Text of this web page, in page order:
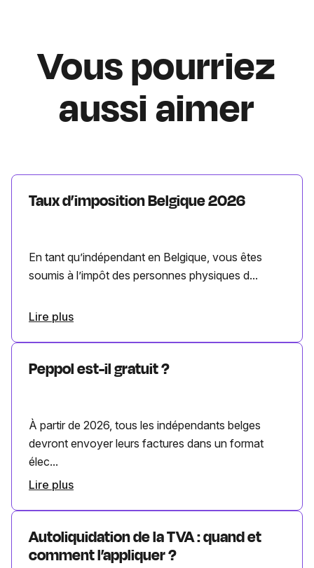
Vous pourriez
aussi aimer
Taux d’imposition Belgique 2026
En tant qu’indépendant en Belgique, vous êtes
soumis à l’impôt des personnes physiques d...
Lire plus
Peppol est-il gratuit ?
À partir de 2026, tous les indépendants belges
devront envoyer leurs factures dans un format
élec...
Lire plus
Autoliquidation de la TVA : quand et
comment l’appliquer ?